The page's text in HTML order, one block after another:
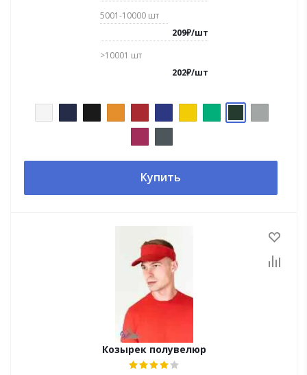
5001-10000 шт
209₽/шт
>10001 шт
202₽/шт
Купить
Козырек полувелюр